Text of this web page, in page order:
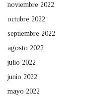
noviembre 2022
octubre 2022
septiembre 2022
agosto 2022
julio 2022
junio 2022
mayo 2022